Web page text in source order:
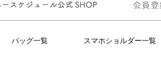
バッグ一覧 スマホショルダー一覧